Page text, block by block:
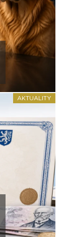
AKTUALITY